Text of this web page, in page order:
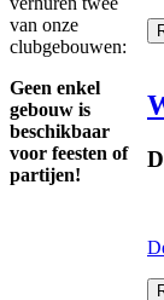
van onze
clubgebouwen:
Geen enkel
gebouw is
beschikbaar
voor feesten of
partijen!